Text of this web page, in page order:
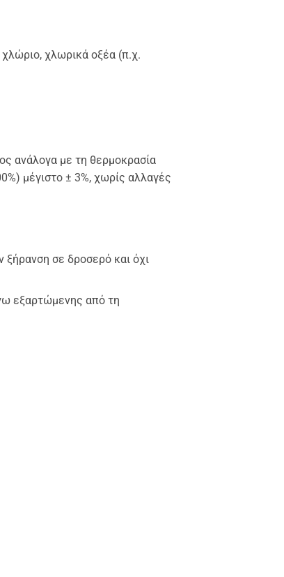
χλωρικά οξέα (π.χ.
ανάλογα με τη θερμοκρασία
μέγιστο ± 3%, χωρίς αλλαγές
σε δροσερό και όχι
εξαρτώμενης από τη